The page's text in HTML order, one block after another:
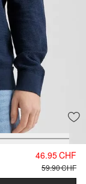
46.95 CHF
59.90 CHF